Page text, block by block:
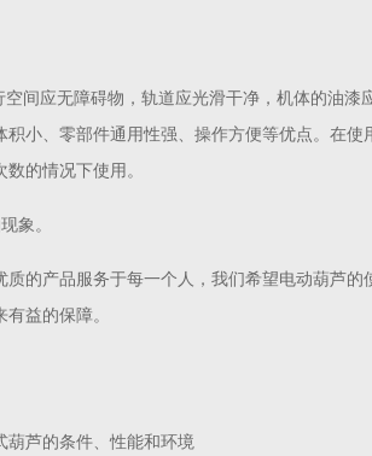
空间应无障碍物，轨道应光滑干净，机体的油
积小、零部件通用性强、操作方便等优点。在
的情况下使用。
象。
质的产品服务于每一个人，我们希望电动葫芦
益的保障。
葫芦的条件、性能和环境